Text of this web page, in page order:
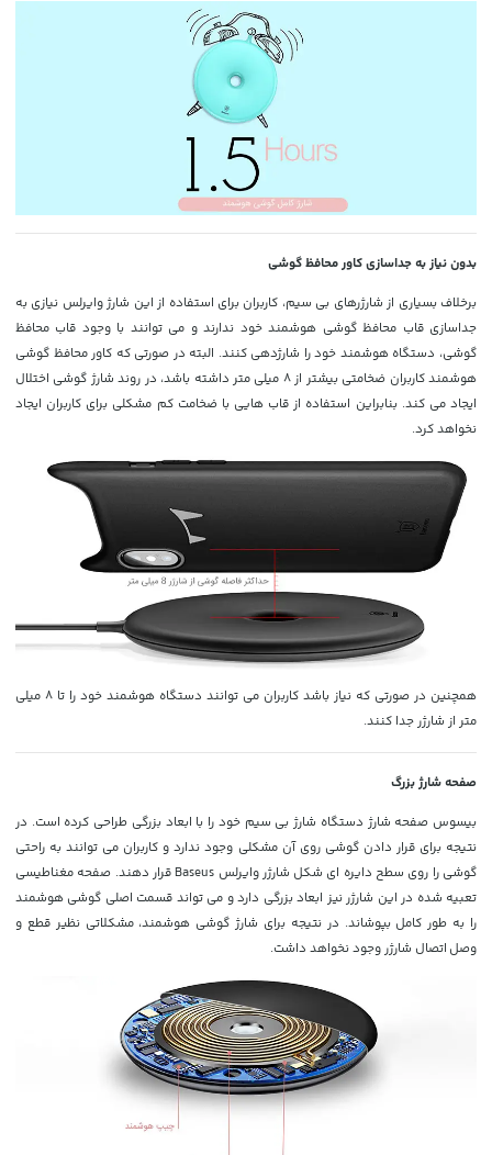
بدون نیاز به جداسازی کاور محافظ گوشی
برخلاف بسیاری از شارژرهای بی سیم، کاربران برای استفاده از این شارژ وایرلس نیازی به
جداسازی قاب محافظ گوشی هوشمند خود ندارند و می توانند با وجود قاب محافظ
گوشی، دستگاه هوشمند خود را شارژدهی کنند. البته در صورتی که کاور محافظ گوشی
هوشمند کاربران ضخامتی بیشتر از 8 میلی متر داشته باشد، در روند شارژ گوشی اختلال
ایجاد می کند. بنابراین استفاده از قاب هایی با ضخامت کم مشکلی برای کاربران ایجاد
نخواهد کرد.
همچنین در صورتی که نیاز باشد کاربران می توانند دستگاه هوشمند خود را تا 8 میلی
متر از شارژر جدا کنند.
صفحه شارژ بزرگ
بیسوس صفحه شارژ دستگاه شارژ بی سیم خود را با ابعاد بزرگی طراحی کرده است. در
نتیجه برای قرار دادن گوشی روی آن مشکلی وجود ندارد و کاربران می توانند به راحتی
گوشی را روی سطح دایره ای شکل شارژر وایرلس Baseus قرار دهند. صفحه مغناطیسی
تعبیه شده در این شارژر نیز ابعاد بزرگی دارد و می تواند قسمت اصلی گوشی هوشمند
را به طور کامل بپوشاند. در نتیجه برای شارژ گوشی هوشمند، مشکلاتی نظیر قطع و
وصل اتصال شارژر وجود نخواهد داشت.